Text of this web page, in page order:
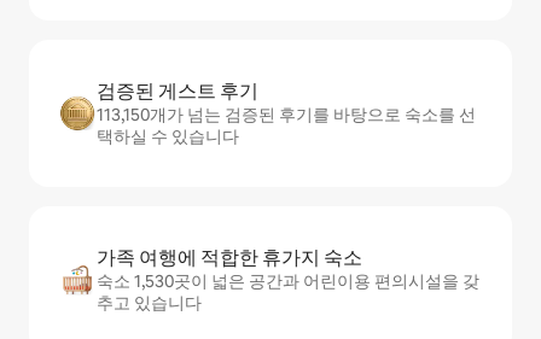
검증된 게스트 후기
113,150개가 넘는 검증된 후기를 바탕으로 숙소를 선
택하실 수 있습니다
가족 여행에 적합한 휴가지 숙소
숙소 1,530곳이 넓은 공간과 어린이용 편의시설을 갖
추고 있습니다